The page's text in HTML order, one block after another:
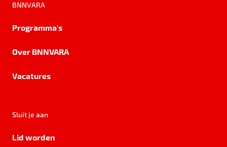
BNNVARA
Programma's
Over BNNVARA
Vacatures
Sluit je aan
Lid worden